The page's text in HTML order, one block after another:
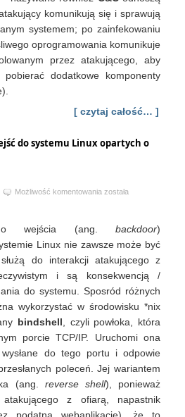
komunikują się i sprawują
systemem; po zainfekowaniu
oprogramowania komunikuje
przez atakującego, aby
pobierać dodatkowe komponenty
[ czytaj całość… ]
do systemu Linux opartych o
Możliwość komentowania Wykrywanie
systemu
opartych
o
OpenSSL
została
wejścia (ang. backdoor)
Linux nie zawsze może być
do interakcji atakującego z
i są konsekwencją /
do systemu. Sposród różnych
wykorzystać w środowisku *nix
bindshell , czyli powłoka, która
porcie TCP/IP. Uruchomi ona
do tego portu i odpowie
poleceń. Jej wariantem
(ang. reverse shell), ponieważ
z ofiarą, napastnik